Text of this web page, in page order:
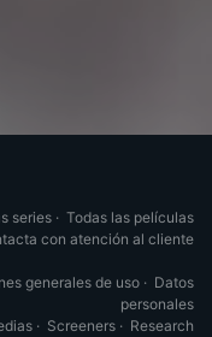
series · Todas las películas
con atención al cliente
generales de uso · Datos
personales
· Screeners · Research